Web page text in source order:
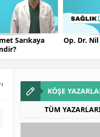
Sarıkaya
Op. Dr.
KÖŞE
TÜM